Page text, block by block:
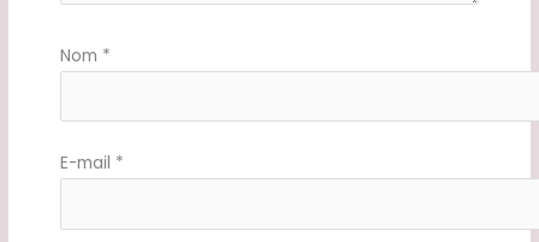
Nom *
E-mail *